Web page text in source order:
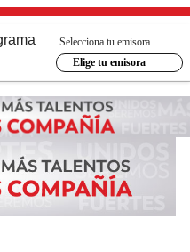
Selecciona tu emisora
Elige tu emisora